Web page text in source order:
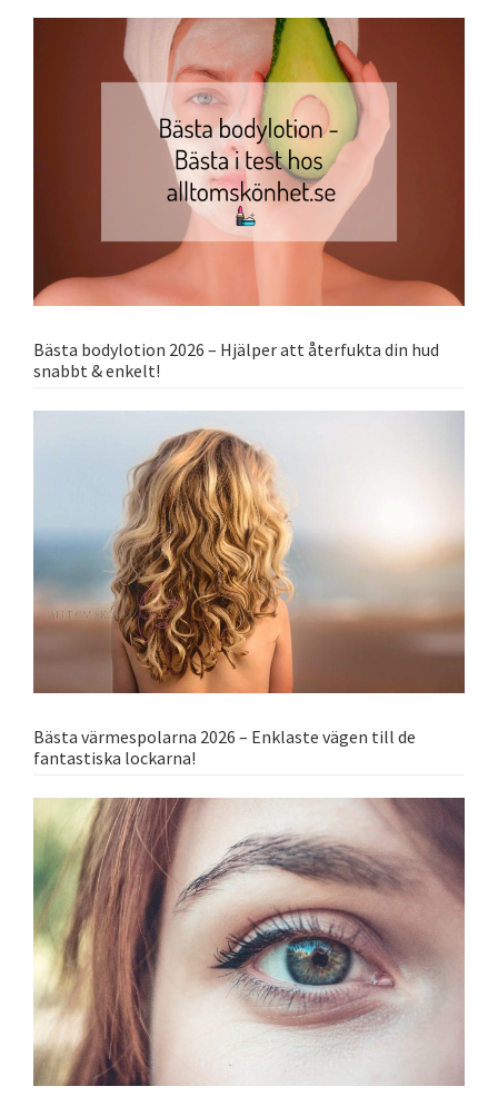
Bästa bodylotion 2026 – Hjälper att återfukta din hud
snabbt & enkelt!
Bästa värmespolarna 2026 – Enklaste vägen till de
fantastiska lockarna!